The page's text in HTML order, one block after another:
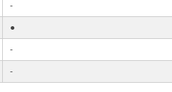
-
●
-
-